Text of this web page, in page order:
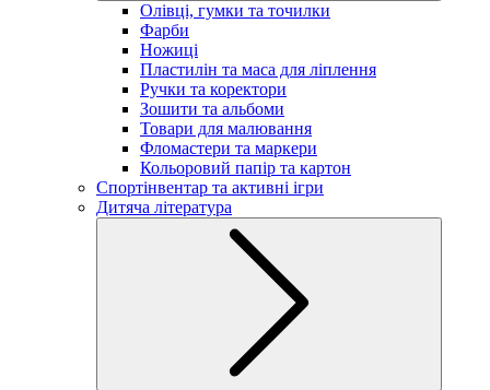
Олівці, гумки та точилки
Фарби
Ножиці
Пластилін та маса для ліплення
Ручки та коректори
Зошити та альбоми
Товари для малювання
Фломастери та маркери
Кольоровий папір та картон
Спортінвентар та активні ігри
Дитяча література